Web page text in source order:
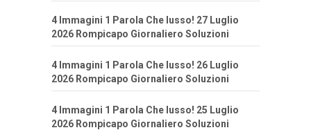
4 Immagini 1 Parola Che lusso! 27 Luglio
2026 Rompicapo Giornaliero Soluzioni
4 Immagini 1 Parola Che lusso! 26 Luglio
2026 Rompicapo Giornaliero Soluzioni
4 Immagini 1 Parola Che lusso! 25 Luglio
2026 Rompicapo Giornaliero Soluzioni